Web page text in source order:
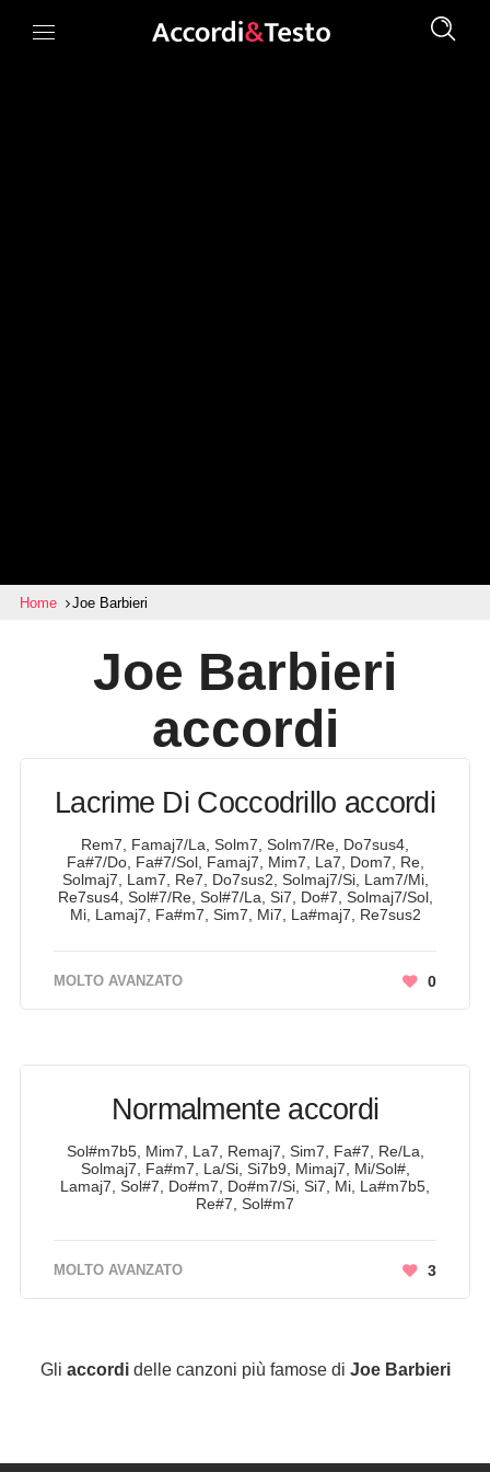
Home Joe Barbieri
Joe Barbieri
accordi
Lacrime Di Coccodrillo accordi
Rem7, Famaj7/La, Solm7, Solm7/Re, Do7sus4,
Fa#7/Do, Fa#7/Sol, Famaj7, Mim7, La7, Dom7, Re,
Solmaj7, Lam7, Re7, Do7sus2, Solmaj7/Si, Lam7/Mi,
Re7sus4, Sol#7/Re, Sol#7/La, Si7, Do#7, Solmaj7/Sol,
Mi, Lamaj7, Fa#m7, Sim7, Mi7, La#maj7, Re7sus2
MOLTO AVANZATO 0
Normalmente accordi
Sol#m7b5, Mim7, La7, Remaj7, Sim7, Fa#7, Re/La,
Solmaj7, Fa#m7, La/Si, Si7b9, Mimaj7, Mi/Sol#,
Lamaj7, Sol#7, Do#m7, Do#m7/Si, Si7, Mi, La#m7b5,
Re#7, Sol#m7
MOLTO AVANZATO 3
Gli accordidelle canzoni più famose di Joe Barbieri